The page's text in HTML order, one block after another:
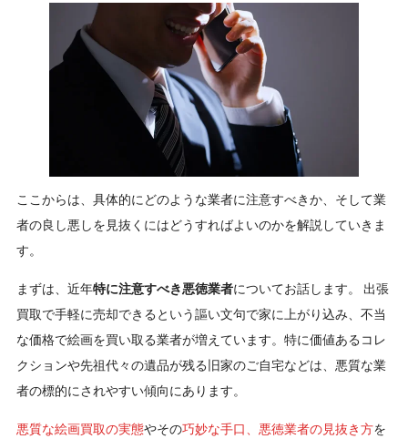
ここからは、具体的にどのような業者に注意すべきか、そして業
者の良し悪しを見抜くにはどうすればよいのかを解説していきま
す。
まずは、近年特に注意すべき悪徳業者についてお話します。 出張
買取で手軽に売却できるという謳い文句で家に上がり込み、不当
な価格で絵画を買い取る業者が増えています。特に価値あるコレ
クションや先祖代々の遺品が残る旧家のご自宅などは、悪質な業
者の標的にされやすい傾向にあります。
悪質な絵画買取の実態やその巧妙な手口、悪徳業者の見抜き方を